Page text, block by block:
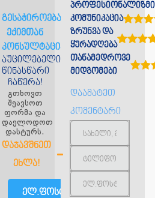
გესაჭიროებათ
ექიმთან
კონსულტაცია?
აუცილებელია
წინასწარი
ჩაწერა!
გთხოვთ
შეავსოთ
ფორმა და
დაელოდოთ
დასტურს.
ᲓᲐᲯᲐᲕᲨᲜᲔᲗ
ᲔᲮᲚᲐ!
ელ.ფოსტით
პროფესიონალიზმი
კომუნიკაცია
ზრუნვა და
ყურადღება
თანამედროვე
მიდგომები
დაამატეთ
კომენტარი